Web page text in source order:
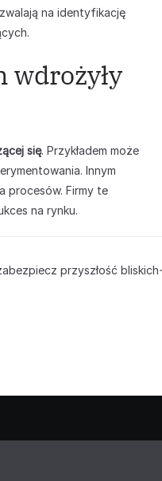
na identyfikację
wdrożyły
się. Przykładem może
Innym
procesów. Firmy te
na rynku.
przyszłość bliskich